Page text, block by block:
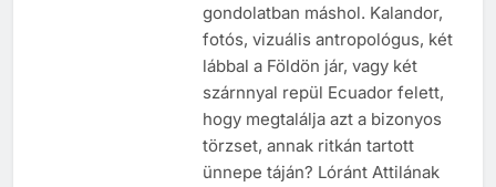
gondolatban máshol. Kalandor,
fotós, vizuális antropológus, két
lábbal a Földön jár, vagy két
szárnnyal repül Ecuador felett,
hogy megtalálja azt a bizonyos
törzset, annak ritkán tartott
ünnepe táján? Lóránt Attilának